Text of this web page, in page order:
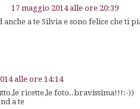
17 maggio 2014 alle ore 20:39
anche a te Silvia e sono felice che ti
alle ore 14:14
ricette,le foto..bravissima!!!:-))
a te